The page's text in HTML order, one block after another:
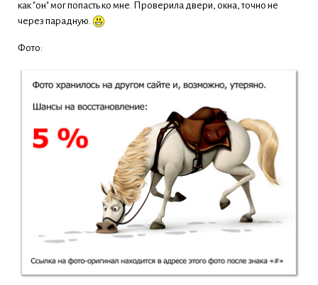
как "он" мог попасть ко мне. Проверила двери, окна, точно не
через парадную.
Фото: